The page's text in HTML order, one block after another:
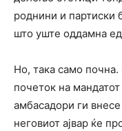
роднини и партиски
што уште оддамна
Но, така само
почеток на
амбасадори ги
неговиот ајвар ќе